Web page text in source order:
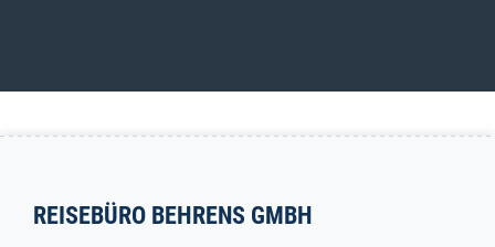
REISEBÜRO BEHRENS GMBH